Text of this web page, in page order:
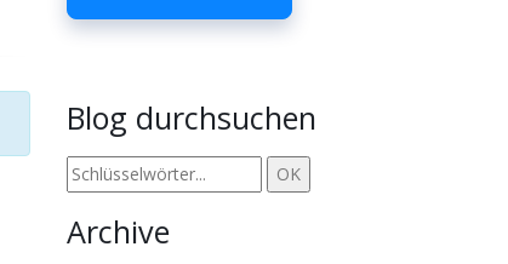
Blog durchsuchen
Archive